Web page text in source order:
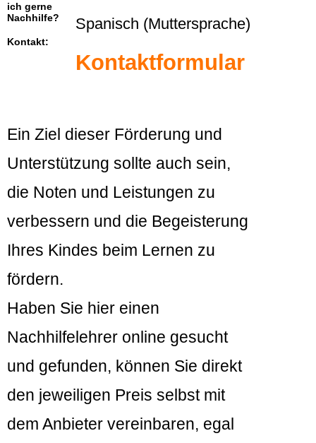
ich gerne
Nachhilfe?
Spanisch (Muttersprache)
Kontakt:
Kontaktformular
Ein Ziel dieser Förderung und
Unterstützung sollte auch sein,
die Noten und Leistungen zu
verbessern und die Begeisterung
Ihres Kindes beim Lernen zu
fördern.
Haben Sie hier einen
Nachhilfelehrer online gesucht
und gefunden, können Sie direkt
den jeweiligen Preis selbst mit
dem Anbieter vereinbaren, egal